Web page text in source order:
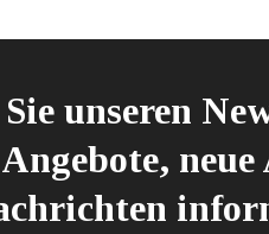
unseren